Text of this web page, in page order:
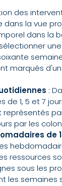
des
dans la vue
dans la
marqués
:
de 1, 5 et 7
représentés
par les
de
ressources
sous les
les semaines